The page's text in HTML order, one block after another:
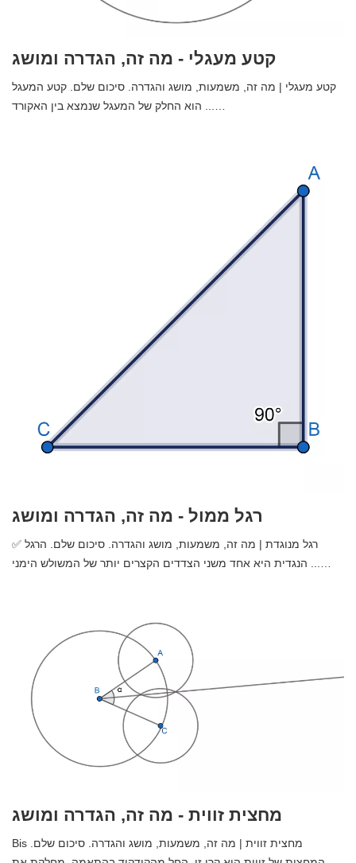
קטע מעגלי - מה זה, הגדרה ומושג
קטע מעגלי | מה זה, משמעות, מושג והגדרה. סיכום שלם. קטע המעגל
הוא החלק של המעגל שנמצא בין האקורד ...…
רגל ממול - מה זה, הגדרה ומושג
✅ רגל מנוגדת | מה זה, משמעות, מושג והגדרה. סיכום שלם. הרגל
מחצית זווית - מה זה, הגדרה ומושג
Bis מחצית זווית | מה זה, משמעות, מושג והגדרה. סיכום שלם.